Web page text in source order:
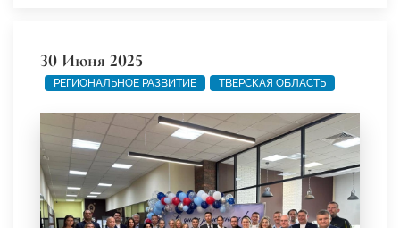
30 Июня 2025
РЕГИОНАЛЬНОЕ РАЗВИТИЕ ТВЕРСКАЯ ОБЛАСТЬ